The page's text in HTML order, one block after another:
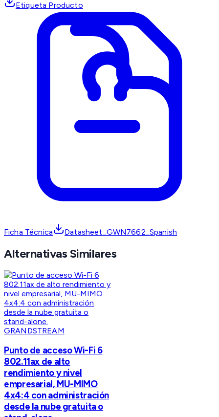
Etiqueta Producto
Ficha Técnica Datasheet_GWN7662_Spanish
Alternativas Similares
GRANDSTREAM
Punto de acceso Wi-Fi 6
802.11ax de alto
rendimiento y nivel
empresarial, MU-MIMO
4x4:4 con administración
desde la nube gratuita o